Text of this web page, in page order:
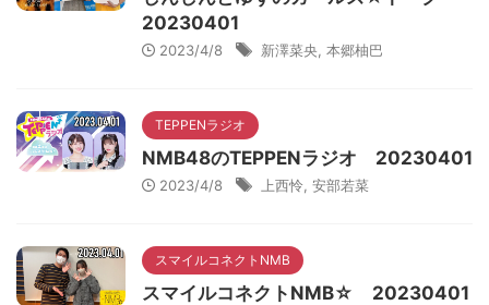
20230401
2023/4/8 新澤菜央 本郷柚巴
TEPPENラジオ
NMB48のTEPPENラジオ 20230401
2023/4/8 上西怜 安部若菜
スマイルコネクトNMB
スマイルコネクトNMB☆ 20230401